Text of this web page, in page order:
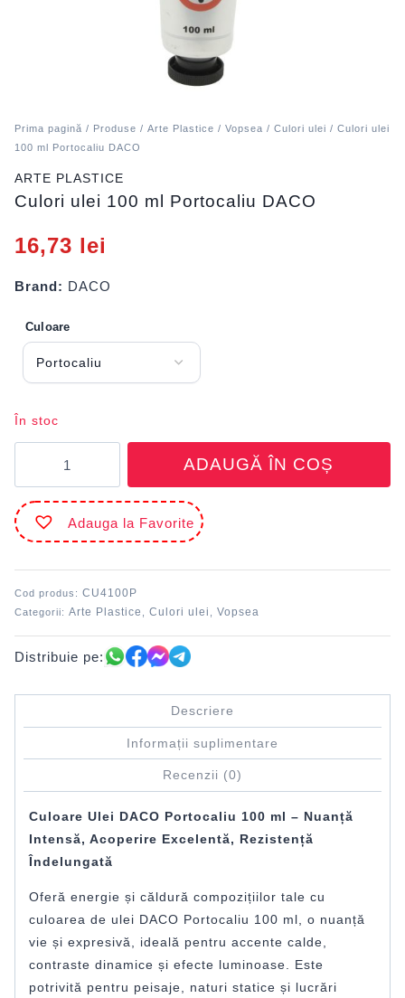
Prima pagină / Produse / Arte Plastice / Vopsea / Culori ulei / Culori ulei
100 ml Portocaliu DACO
ARTE PLASTICE
Culori ulei 100 ml Portocaliu DACO
16,73 lei
Brand: DACO
Culoare
În stoc
ulei
100
ml
Portocaliu
ADAUGĂ ÎN COȘ
Adauga la Favorite
Cod produs: CU4100P
Categorii: Arte Plastice , Culori ulei , Vopsea
Distribuie pe:
Descriere
Informații suplimentare
Recenzii (0)
Culoare Ulei DACO Portocaliu 100 ml – Nuanță
Intensă, Acoperire Excelentă, Rezistență
Îndelungată
Oferă energie și căldură compozițiilor tale cu
culoarea de ulei DACO Portocaliu 100 ml, o nuanță
vie și expresivă, ideală pentru accente calde,
contraste dinamice și efecte luminoase. Este
potrivită pentru peisaje, naturi statice și lucrări